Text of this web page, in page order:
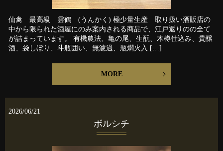
仙禽 最高級 雲鶴 (うんかく) 極少量生産 取り扱い酒販店の
中から限られた酒屋にのみ案内される商品で、江戸返りのの全て
が詰まっています。 有機農法、亀の尾、生酛、木樽仕込み、貴醸
酒、袋しぼり、斗瓶囲い、無濾過、瓶燗火入 […]
MORE
2026/06/21
ボルシチ